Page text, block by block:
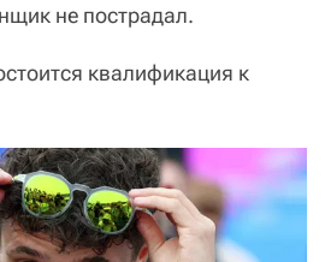
не пострадал.
квалификация к